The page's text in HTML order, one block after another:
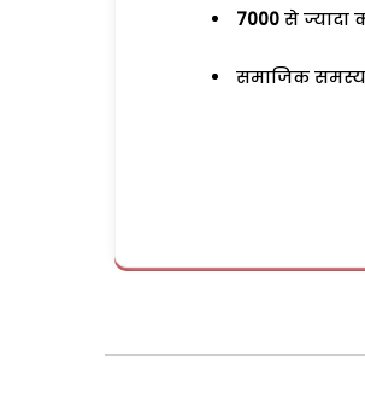
7000 से ज्यादा
समाजिक